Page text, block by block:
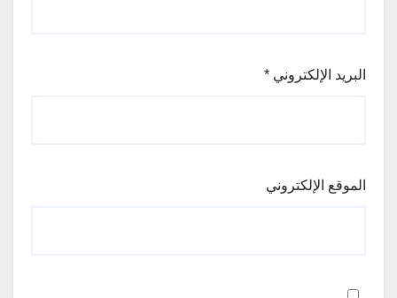
البريد الإلكتروني *
الموقع الإلكتروني